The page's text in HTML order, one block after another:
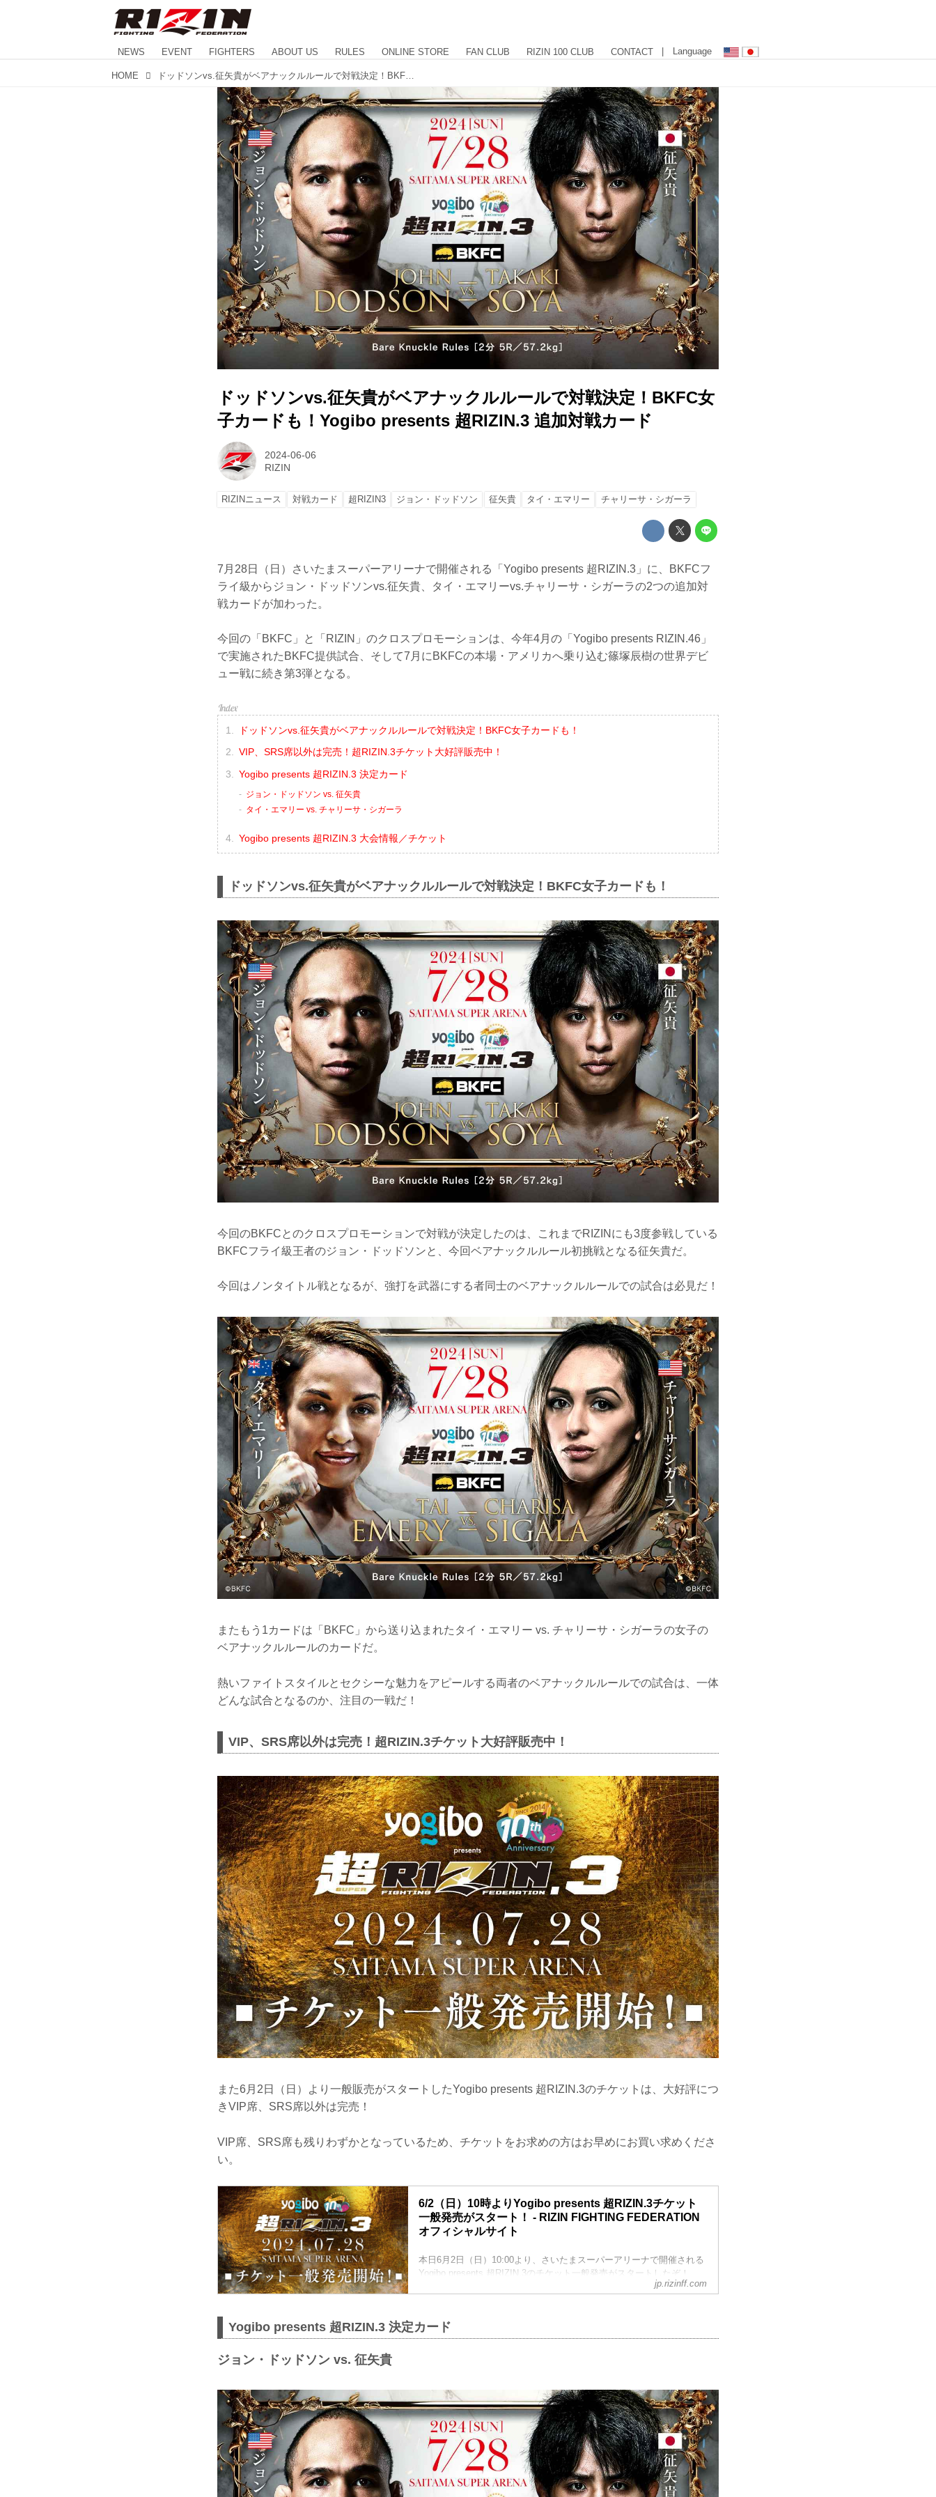
NEWS EVENT FIGHTERS ABOUT US RULES ONLINE STORE FAN CLUB RIZIN 100 CLUB CONTACT | Language
HOME
ドッドソンvs.征矢貴がベアナックルルールで対戦決定！BKFC女
子カードも！Yogibo presents 超RIZIN.3 追加対戦カード
2024-06-06
RIZIN
RIZINニュース 対戦カード 超RIZIN3 ジョン・ドッドソン 征矢貴 タイ・エマリー チャリーサ・シガーラ
7月28日（日）さいたまスーパーアリーナで開催される「Yogibo presents 超RIZIN.3」に、BKFCフ
ライ級からジョン・ドッドソンvs.征矢貴、タイ・エマリーvs.チャリーサ・シガーラの2つの追加対
戦カードが加わった。
今回の「BKFC」と「RIZIN」のクロスプロモーションは、今年4月の「Yogibo presents RIZIN.46」
で実施されたBKFC提供試合、そして7月にBKFCの本場・アメリカへ乗り込む篠塚辰樹の世界デビ
ュー戦に続き第3弾となる。
ドッドソンvs.征矢貴がベアナックルルールで対戦決定！BKFC女子カードも！
VIP、SRS席以外は完売！超RIZIN.3チケット大好評販売中！
Yogibo presents 超RIZIN.3 決定カード
ジョン・ドッドソン vs. 征矢貴
タイ・エマリー vs. チャリーサ・シガーラ
Yogibo presents 超RIZIN.3 大会情報／チケット
ドッドソンvs.征矢貴がベアナックルルールで対戦決定！BKFC女子カードも！
今回のBKFCとのクロスプロモーションで対戦が決定したのは、これまでRIZINにも3度参戦している
BKFCフライ級王者のジョン・ドッドソンと、今回ベアナックルルール初挑戦となる征矢貴だ。
今回はノンタイトル戦となるが、強打を武器にする者同士のベアナックルルールでの試合は必見だ！
またもう1カードは「BKFC」から送り込まれたタイ・エマリー vs. チャリーサ・シガーラの女子の
ベアナックルルールのカードだ。
熱いファイトスタイルとセクシーな魅力をアピールする両者のベアナックルルールでの試合は、一体
どんな試合となるのか、注目の一戦だ！
VIP、SRS席以外は完売！超RIZIN.3チケット大好評販売中！
また6月2日（日）より一般販売がスタートしたYogibo presents 超RIZIN.3のチケットは、大好評につ
きVIP席、SRS席以外は完売！
VIP席、SRS席も残りわずかとなっているため、チケットをお求めの方はお早めにお買い求めくださ
い。
6/2（日）10時よりYogibo presents 超RIZIN.3チケット
一般発売がスタート！ - RIZIN FIGHTING FEDERATION
オフィシャルサイト
本日6月2日（日）10:00より、さいたまスーパーアリーナで開催される
Yogibo presents 超RIZIN.3のチケット一般発売がスタートしたぞ！
2024年7月28日（日）12:00開場（予定） 14:00開始（予定）
※開場・開始時間は予定です。決定次第RIZIN FFオフィシャルサイト
※試合内容、イベント進行によっ...
jp.rizinff.com
Yogibo presents 超RIZIN.3 決定カード
ジョン・ドッドソン vs. 征矢貴